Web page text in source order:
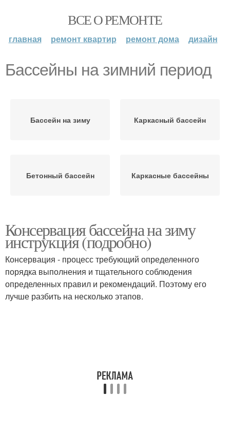
ВСЕ О РЕМОНТЕ
главная ремонт квартир ремонт дома дизайн
Бассейны на зимний период
Бассейн на зиму Каркасный бассейн
Бетонный бассейн Каркасные бассейны
Консервация бассейна на зиму
инструкция (подробно)
Консервация - процесс требующий определенного
порядка выполнения и тщательного соблюдения
определенных правил и рекомендаций. Поэтому его
лучше разбить на несколько этапов.